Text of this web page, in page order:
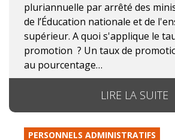
pluriannuelle par arrêté des
de l’Éducation nationale et de
supérieur. A quoi s'applique le
promotion ? Un taux de
au pourcentage…
LIRE LA SUITE
PERSONNELS ADMINISTRATIFS